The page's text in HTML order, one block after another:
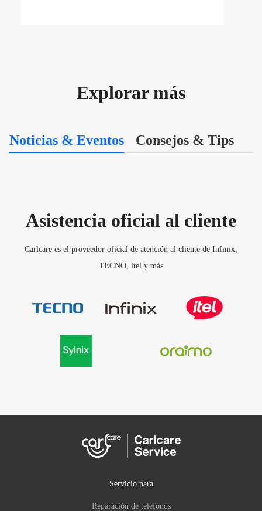
Explorar más
Noticias & Eventos Consejos & Tips
Asistencia oficial al cliente
Carlcare es el proveedor oficial de atención al cliente de Infinix,
TECNO, itel y más
Servicio para
Reparación de teléfonos